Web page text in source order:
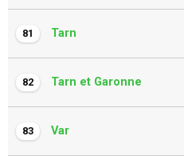
81 Tarn
82 Tarn et Garonne
83 Var